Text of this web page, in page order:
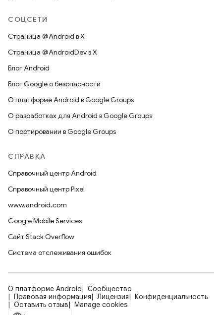
СОЦСЕТИ
Страница @Android в X
Страница @AndroidDev в X
Блог Android
Блог Google о безопасности
О платформе Android в Google Groups
О разработках для Android в Google Groups
О портировании в Google Groups
СПРАВКА
Справочный центр Android
Справочный центр Pixel
www.android.com
Google Mobile Services
Сайт Stack Overflow
Система отслеживания ошибок
О платформе Android
Сообщество
Правовая информация
Лицензия
Конфиденциальность
Оставить отзыв
Manage cookies